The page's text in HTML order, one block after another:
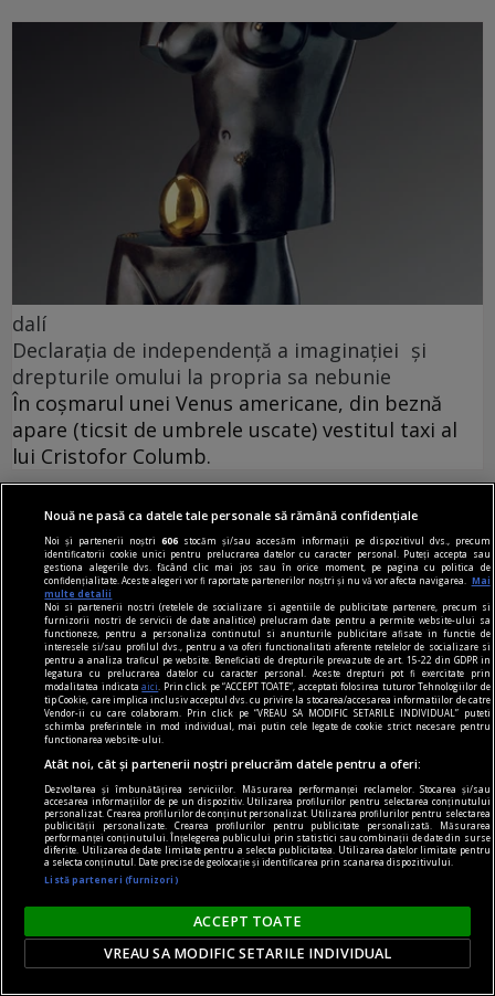
dalí
Declarația de independență a imaginației și
drepturile omului la propria sa nebunie
În coșmarul unei Venus americane, din beznă
apare (ticsit de umbrele uscate) vestitul taxi al
lui Cristofor Columb.
dalí
Gala
Numai Gala și Dalí sînt deghizați într‑o mitologie
deja indestructibilă.
Nouă ne pasă ca datele tale personale să rămână confidențiale
Noi și partenerii noștri606 stocăm și/sau accesăm informații pe dispozitivul dvs., precum
identificatorii cookie unici pentru prelucrarea datelor cu caracter personal. Puteți accepta sau
gestiona alegerile dvs. făcând clic mai jos sau în orice moment, pe pagina cu politica de
confidențialitate. Aceste alegeri vor fi raportate partenerilor noștri și nu vă vor afecta navigarea.
Mai
multe detalii
Noi si partenerii nostri (retelele de socializare si agentiile de publicitate partenere, precum si
furnizorii nostri de servicii de date analitice) prelucram date pentru a permite website-ului sa
functioneze, pentru a personaliza continutul si anunturile publicitare afisate in functie de
interesele si/sau profilul dvs., pentru a va oferi functionalitati aferente retelelor de socializare si
pentru a analiza traficul pe website. Beneficiati de drepturile prevazute de art. 15-22 din GDPR in
legatura cu prelucrarea datelor cu caracter personal. Aceste drepturi pot fi exercitate prin
modalitatea indicataaici
. Prin click pe “ACCEPT TOATE”, acceptati folosirea tuturor Tehnologiilor de
tip Cookie, care implica inclusiv acceptul dvs. cu privire la stocarea/accesarea informatiilor de catre
Vendor-ii cu care colaboram. Prin click pe “VREAU SA MODIFIC SETARILE INDIVIDUAL” puteti
schimba preferintele in mod individual, mai putin cele legate de cookie strict necesare pentru
functionarea website-ului.
Atât noi, cât și partenerii noștri prelucrăm datele pentru a oferi:
Dezvoltarea și îmbunătățirea serviciilor. Măsurarea performanței reclamelor. Stocarea și/sau
accesarea informațiilor de pe un dispozitiv. Utilizarea profilurilor pentru selectarea conținutului
personalizat. Crearea profilurilor de conținut personalizat. Utilizarea profilurilor pentru selectarea
publicității personalizate. Crearea profilurilor pentru publicitate personalizată. Măsurarea
performanței conținutului. Înțelegerea publicului prin statistici sau combinații de date din surse
diferite. Utilizarea de date limitate pentru a selecta publicitatea. Utilizarea datelor limitate pentru
a selecta conținutul. Date precise de geolocație și identificarea prin scanarea dispozitivului.
Listă parteneri (furnizori)
ACCEPT TOATE
VREAU SA MODIFIC SETARILE INDIVIDUAL